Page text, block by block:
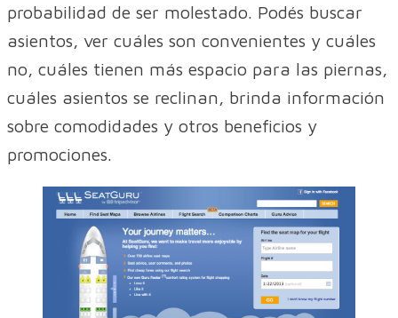
probabilidad de ser molestado. Podés buscar
asientos, ver cuáles son convenientes y cuáles
no, cuáles tienen más espacio para las piernas,
cuáles asientos se reclinan, brinda información
sobre comodidades y otros beneficios y
promociones.